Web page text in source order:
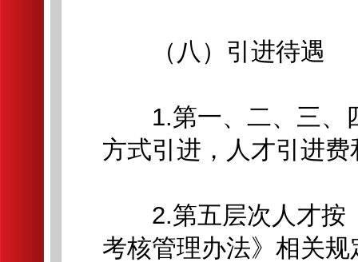
（八）引进待遇
1.第一、二、三、四
方式引进，人才引进
2.第五层次人才按
考核管理办法》相关